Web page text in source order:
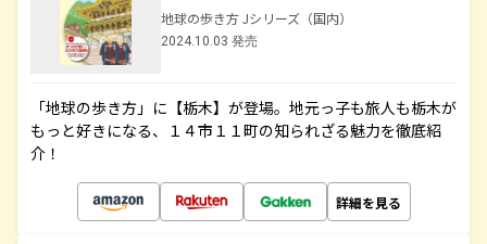
地球の歩き方 Jシリーズ（国内）
2024.10.03 発売
「地球の歩き方」に【栃木】が登場。地元っ子も旅人も栃木が
もっと好きになる、１４市１１町の知られざる魅力を徹底紹
介！
詳細を見る